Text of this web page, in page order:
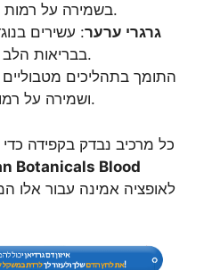
בשמירה על רמות כולסטרול תקינות.
גרגרי ערער: עשירים
בבריאות הלב ומפחיתים דלקות.
ושמירה על רמות אנרגיה גבוהות.
כל מרכיב נבדק בקפידה כדי
Botanicals Blood